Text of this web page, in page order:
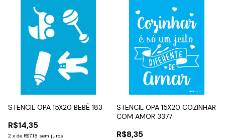
STENCIL OPA 15X20 BEBÊ 183
R$14,35
2 x de R$7,18 sem juros
STENCIL OPA 15X20 COZINHAR
COM AMOR 3377
R$8,35